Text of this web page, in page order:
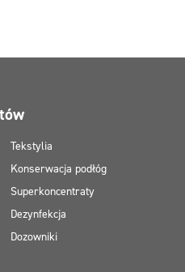
Tekstylia
Konserwacja podłóg
Superkoncentraty
Dezynfekcja
Dozowniki